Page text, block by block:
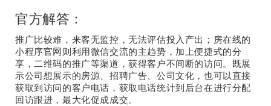
官方解答：
推广比较难，来客无监控，无法评估投入产出；房在线的
小程序官网则利用微信交流的主趋势，加上便捷式的分
享，二维码的推广等渠道，获得客户不间断的访问。既展
示公司想展示的房源、招聘广告、公司文化，也可以直接
获取到访问的客户电话，获取电话统计到后台在进行分配
回访跟进，最大化促成成交。